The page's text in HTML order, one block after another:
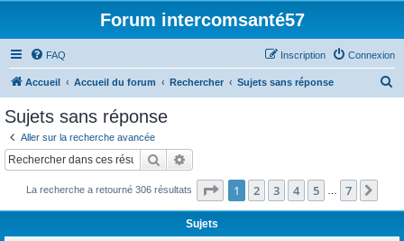
Forum intercomsanté57
FAQ Connexion
Inscription
Accueil Accueil du forum Rechercher Sujets sans réponse
c
Sujets sans réponse
Aller sur la recherche avancée
Rechercher
La recherche a retourné 306 résultats Page 1sur7
1 2 3 4 5 7
Sujets